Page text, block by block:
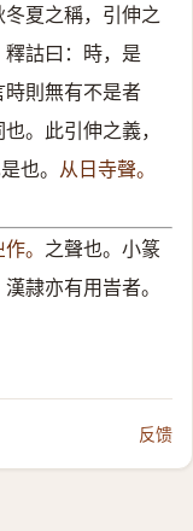
冬夏之稱，引伸之
詁曰：時，是
則無有不是者
。此引伸之義，
也。 从日寺聲。
。 之聲也。小篆
隷亦有用旹者。
反馈